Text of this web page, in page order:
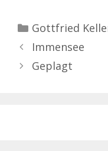
Kategorien
Gottfried
Immensee
Geplagt